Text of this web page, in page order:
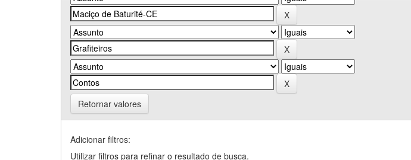
Retornar valores
Adicionar filtros:
Utilizar filtros para refinar o resultado de busca.